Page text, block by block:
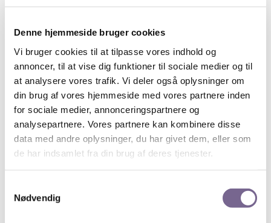
Denne hjemmeside bruger cookies
Vi bruger cookies til at tilpasse vores indhold og
annoncer, til at vise dig funktioner til sociale medier og til
at analysere vores trafik. Vi deler også oplysninger om
din brug af vores hjemmeside med vores partnere inden
for sociale medier, annonceringspartnere og
analysepartnere. Vores partnere kan kombinere disse
data med andre oplysninger, du har givet dem, eller som
de har indsamlet fra din brug af deres tjenester.
Nødvendig
billedemedieoversættere og tegnere.
Kom, lyt, og debatter fremtidens arbejdsvilkår og
september, kl. 17-18, Library Bar, Hotel Plaza.
Arrangementet er kun for medlemmer af Kreds 1 og
det er gratis men der betales no-show-fee ved
manglende fremmøde/afbud efter fristen. Frist for
afbud er den 30. august.
Kredsen byder på en frisk sommerdrink i forbindelse
med arrangementet.